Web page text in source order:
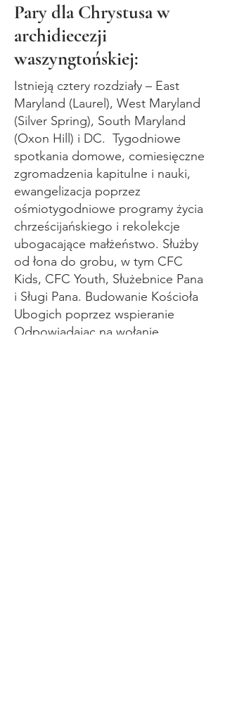
Pary dla Chrystusa w
archidiecezji
waszyngtońskiej:
Istnieją cztery rozdziały – East
Maryland (Laurel), West Maryland
(Silver Spring), South Maryland
(Oxon Hill) i DC. Tygodniowe
spotkania domowe, comiesięczne
zgromadzenia kapitulne i nauki,
ewangelizacja poprzez
ośmiotygodniowe programy życia
chrześcijańskiego i rekolekcje
ubogacające małżeństwo. Służby
od łona do grobu, w tym CFC
Kids, CFC Youth, Służebnice Pana
i Sługi Pana. Budowanie Kościoła
Ubogich poprzez wspieranie
Odpowiadając na wołanie